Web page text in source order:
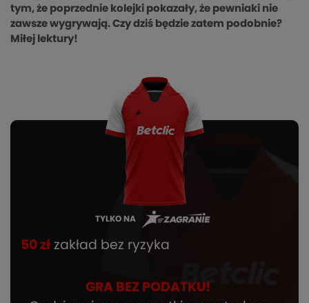
tym, że poprzednie kolejki pokazały, że pewniaki nie
zawsze wygrywają. Czy dziś będzie zatem podobnie?
Miłej lektury!
TYLKO NA
50 zł zakład bez ryzyka
GRA BEZ PODATKU!